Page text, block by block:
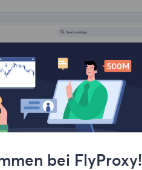
bei FlyProxy!